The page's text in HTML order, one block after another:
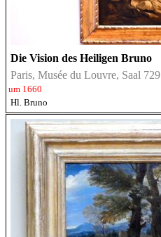
Die Vision des Heiligen Bruno
Paris, Musée du Louvre, Saal 729
um 1660
Hl. Bruno